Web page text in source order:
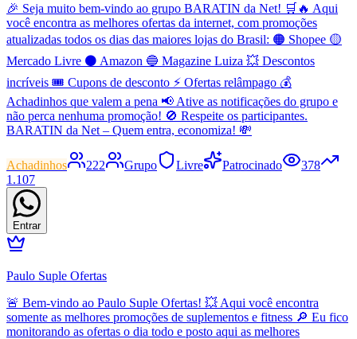
🎉 Seja muito bem-vindo ao grupo BARATIN da Net! 🛒🔥 Aqui
você encontra as melhores ofertas da internet, com promoções
atualizadas todos os dias das maiores lojas do Brasil: 🟠 Shopee 🟡
Mercado Livre ⚫ Amazon 🔵 Magazine Luiza 💥 Descontos
incríveis 🎟️ Cupons de desconto ⚡ Ofertas relâmpago 💰
Achadinhos que valem a pena 📢 Ative as notificações do grupo e
não perca nenhuma promoção! 🚫 Respeite os participantes.
BARATIN da Net – Quem entra, economiza! 💸
Achadinhos 222 Grupo Livre Patrocinado
378
1.107
Entrar
Paulo Suple Ofertas
🚨 Bem-vindo ao Paulo Suple Ofertas! 💥 Aqui você encontra
somente as melhores promoções de suplementos e fitness 🔎 Eu fico
monitorando as ofertas o dia todo e posto aqui as melhores